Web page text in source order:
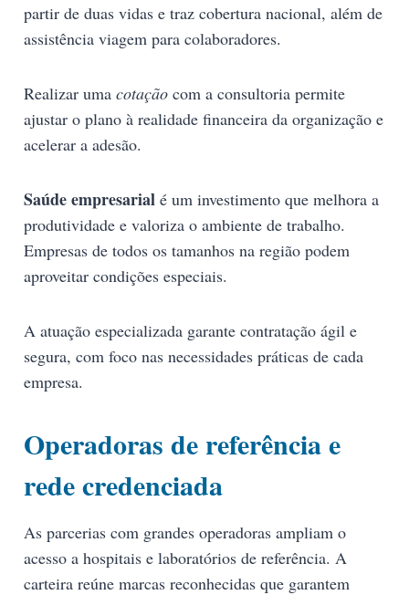
partir de duas vidas e traz cobertura nacional, além de
assistência viagem para colaboradores.
Realizar uma cotação com a consultoria permite
ajustar o plano à realidade financeira da organização e
acelerar a adesão.
Saúde empresarial é um investimento que melhora a
produtividade e valoriza o ambiente de trabalho.
Empresas de todos os tamanhos na região podem
aproveitar condições especiais.
A atuação especializada garante contratação ágil e
segura, com foco nas necessidades práticas de cada
empresa.
Operadoras de referência e
rede credenciada
As parcerias com grandes operadoras ampliam o
acesso a hospitais e laboratórios de referência. A
carteira reúne marcas reconhecidas que garantem